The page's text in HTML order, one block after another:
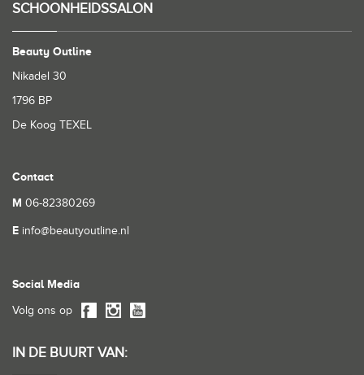
SCHOONHEIDSSALON
Beauty Outline
Nikadel 30
1796 BP
De Koog TEXEL
Contact
M 06-82380269
E info@beautyoutline.nl
Social Media
Volg ons op
IN DE BUURT VAN: